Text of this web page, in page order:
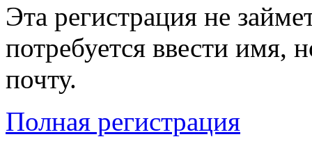
Эта регистрация не
потребуется ввести имя,
почту.
Полная регистрация